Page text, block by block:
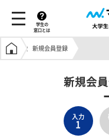
学生の
窓口とは
学生の窓口トップ
新規会員登録
新規会
入力
1